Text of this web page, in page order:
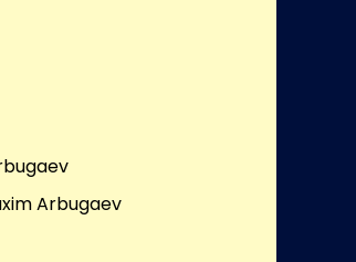
Arbugaev